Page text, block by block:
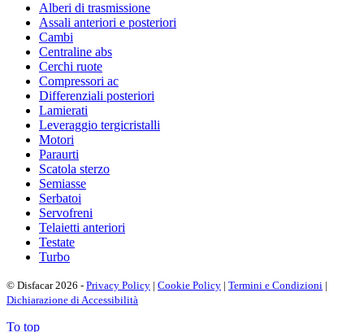
Alberi di trasmissione
Assali anteriori e posteriori
Cambi
Centraline abs
Cerchi ruote
Compressori ac
Differenziali posteriori
Lamierati
Leveraggio tergicristalli
Motori
Paraurti
Scatola sterzo
Semiasse
Serbatoi
Servofreni
Telaietti anteriori
Testate
Turbo
© Disfacar 2026 - Privacy Policy | Cookie Policy | Termini e Condizioni |
Dichiarazione di Accessibilità
To top